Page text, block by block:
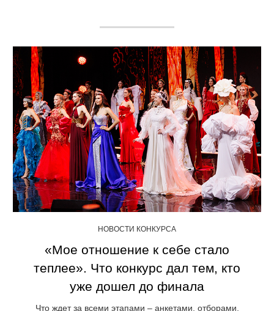
НОВОСТИ КОНКУРСА
«Мое отношение к себе стало
теплее». Что конкурс дал тем, кто
уже дошел до финала
Что ждет за всеми этапами – анкетами, отборами,